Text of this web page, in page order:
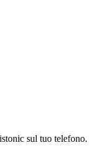
sul tuo telefono.